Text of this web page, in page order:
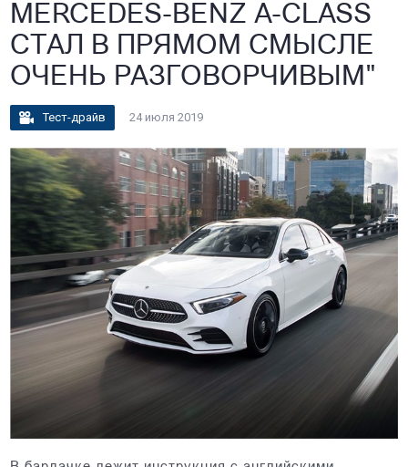
MERCEDES-BENZ A-CLASS
СТАЛ В ПРЯМОМ СМЫСЛЕ
ОЧЕНЬ РАЗГОВОРЧИВЫМ"
Тест-драйв 24 июля 2019